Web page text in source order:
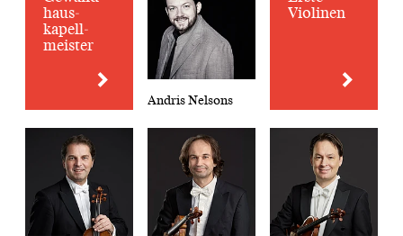
haus­
kapell­
meister
Andris Nelsons
Violinen